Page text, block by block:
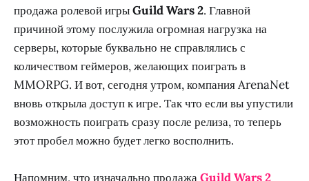
продажа ролевой игрыGuild Wars 2. Главной
причиной этому послужила огромная нагрузка на
серверы, которые буквально не справлялись с
количеством геймеров, желающих поиграть в
MMORPG. И вот, сегодня утром, компания ArenaNet
вновь открыла доступ к игре. Так что если вы упустили
возможность поиграть сразу после релиза, то теперь
этот пробел можно будет легко восполнить.
Напомним, что изначально продажаGuild Wars 2